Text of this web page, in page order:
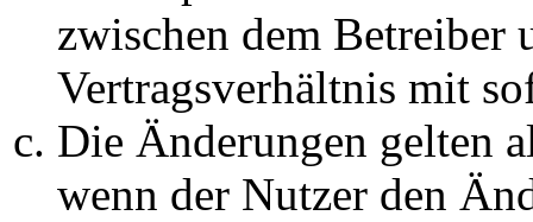
zwischen dem Betreiber
Vertragsverhältnis mit
Die Änderungen gelten
wenn der Nutzer den